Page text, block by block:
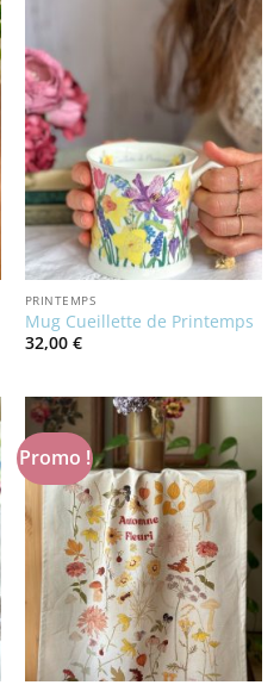
PRINTEMPS
Mug Cueillette de Printemps
32,00 €
Promo !